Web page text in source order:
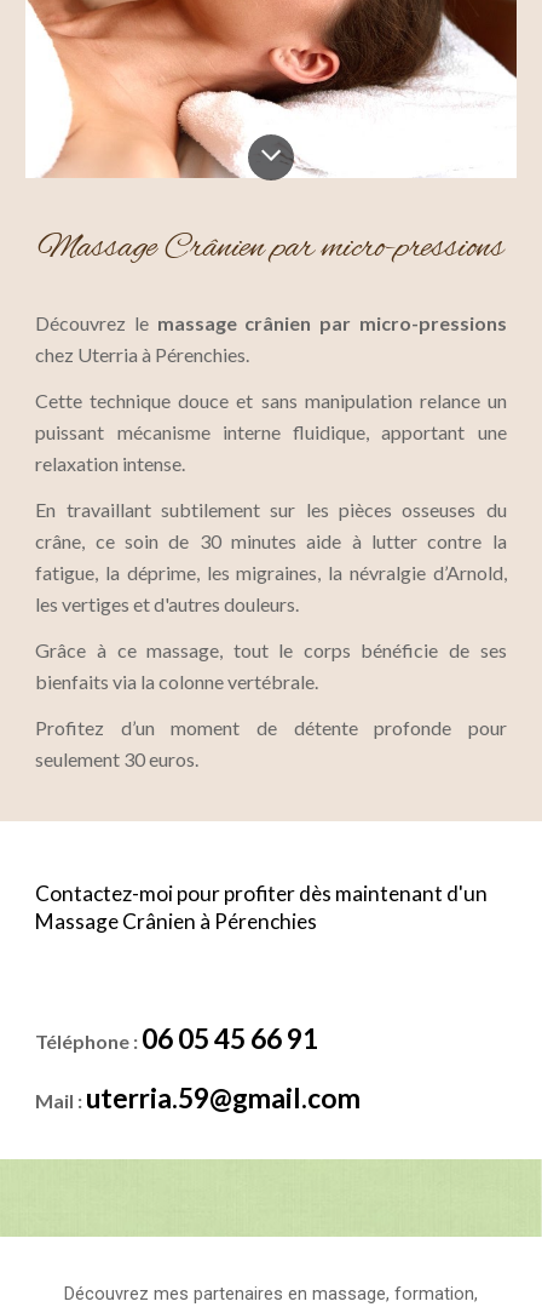
MassageCrânien par micro-pressions
Découvrez le massage crânien par micro-pressions
chez Uterria à Pérenchies.
Cette technique douce et sans manipulation relance un
puissant mécanisme interne fluidique, apportant une
relaxation intense.
En travaillant subtilement sur les pièces osseuses du
crâne, ce soin de 30 minutes aide à lutter contre la
fatigue, la déprime, les migraines, la névralgie d’Arnold,
les vertiges et d'autres douleurs.
Grâce à ce massage, tout le corps bénéficie de ses
bienfaits via la colonne vertébrale.
Profitez d’un moment de détente profonde pour
seulement 30 euros.
Contactez-moi pour profiter dès maintenant d'un
MassageCrânien à Pérenchies
Téléphone : 06 05 45 66 91
Mail : uterria.59@gmail.com
Découvrez mes partenaires en massage, formation,